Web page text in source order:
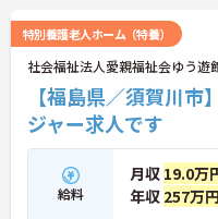
特別養護老人ホーム（特養）
社会福祉法人愛親福祉会ゆう遊
【福島県／須賀川
ジャー求人です
給料
月収 19.0万
年収 257万